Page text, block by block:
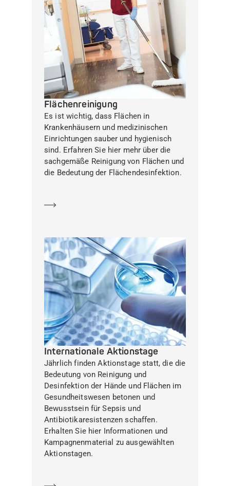
Flächenreinigung
Es ist wichtig, dass Flächen in
Krankenhäusern und medizinischen
Einrichtungen sauber und hygienisch
sind. Erfahren Sie hier mehr über die
sachgemäße Reinigung von Flächen und
die Bedeutung der Flächendesinfektion.
Internationale Aktionstage
Jährlich finden Aktionstage statt, die die
Bedeutung von Reinigung und
Desinfektion der Hände und Flächen im
Gesundheitswesen betonen und
Bewusstsein für Sepsis und
Antibiotikaresistenzen schaffen.
Erhalten Sie hier Informationen und
Kampagnenmaterial zu ausgewählten
Aktionstagen.